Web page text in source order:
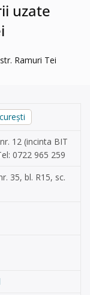
uzate
Ramuri Tei
12 (incinta BIT
0722 965 259
35, bl. R15, sc.